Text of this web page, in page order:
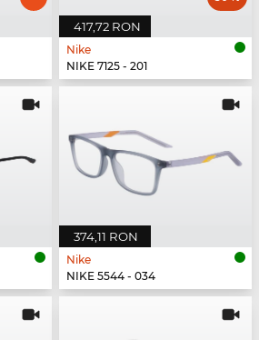
417,72 RON
Nike
NIKE 7125 - 201
374,11 RON
Nike
NIKE 5544 - 034